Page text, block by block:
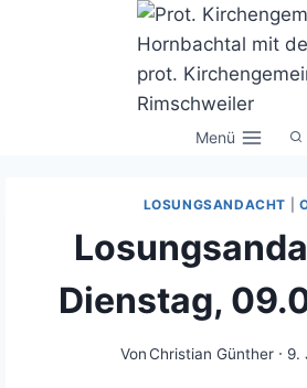
Menü
LOSUNGSANDACHT
Dienstag,
VonChristian Günther 9.